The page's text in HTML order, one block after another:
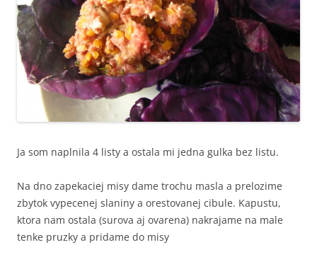
Ja som naplnila 4 listy a ostala mi jedna gulka bez listu.
Na dno zapekaciej misy dame trochu masla a prelozime
zbytok vypecenej slaniny a orestovanej cibule. Kapustu,
ktora nam ostala (surova aj ovarena) nakrajame na male
tenke pruzky a pridame do misy